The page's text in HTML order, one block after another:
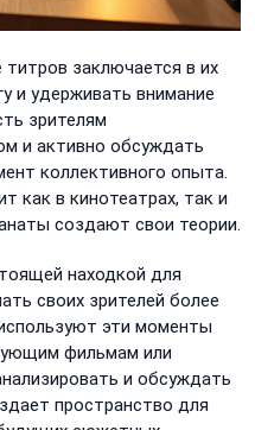
заключается в их
и удерживать внимание
зрителям
и активно обсуждать
коллективного опыта.
как в кинотеатрах, так и
создают свои теории.
находкой для
своих зрителей более
эти моменты
фильмам или
и обсуждать
пространство для